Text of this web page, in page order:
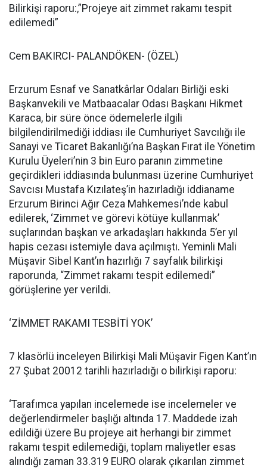
Bilirkişi raporu:,”Projeye ait zimmet rakamı tespit
edilemedi”
Cem BAKIRCI- PALANDÖKEN- (ÖZEL)
Erzurum Esnaf ve Sanatkârlar Odaları Birliği eski
Başkanvekili ve Matbaacalar Odası Başkanı Hikmet
Karaca, bir süre önce ödemelerle ilgili
bilgilendirilmediği iddiası ile Cumhuriyet Savcılığı ile
Sanayi ve Ticaret Bakanlığı’na Başkan Fırat ile Yönetim
Kurulu Üyeleri’nin 3 bin Euro paranın zimmetine
geçirdikleri iddiasında bulunması üzerine Cumhuriyet
Savcısı Mustafa Kızılateş’in hazırladığı iddianame
Erzurum Birinci Ağır Ceza Mahkemesi’nde kabul
edilerek, ‘Zimmet ve görevi kötüye kullanmak’
suçlarından başkan ve arkadaşları hakkında 5’er yıl
hapis cezası istemiyle dava açılmıştı. Yeminli Mali
Müşavir Sibel Kant’ın hazırlığı 7 sayfalık bilirkişi
raporunda, “Zimmet rakamı tespit edilemedi”
görüşlerine yer verildi.
‘ZİMMET RAKAMI TESBİTİ YOK’
7 klasörlü inceleyen Bilirkişi Mali Müşavir Figen Kant’ın
27 Şubat 20012 tarihli hazırladığı o bilirkişi raporu:
‘Tarafımca yapılan incelemede ise incelemeler ve
değerlendirmeler başlığı altında 17. Maddede izah
edildiği üzere Bu projeye ait herhangi bir zimmet
rakamı tespit edilemediği, toplam maliyetler esas
alındığı zaman 33.319 EURO olarak çıkarılan zimmet